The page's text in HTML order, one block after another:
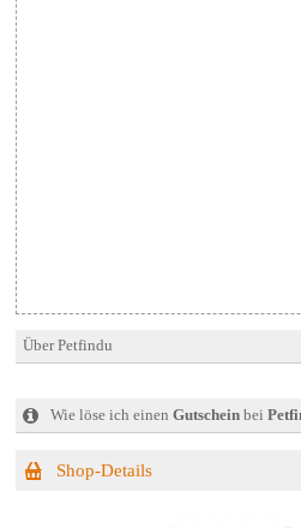
Über Petfindu
Wie löse ich einen Gutscheinbei
Shop-Details